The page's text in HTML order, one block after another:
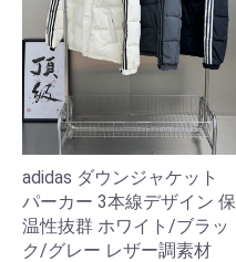
adidas ダウンジャケット
パーカー 3本線デザイン 保
温性抜群 ホワイト/ブラッ
ク/グレー レザー調素材